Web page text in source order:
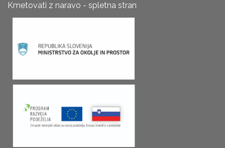
Kmetovati z naravo - spletna stran